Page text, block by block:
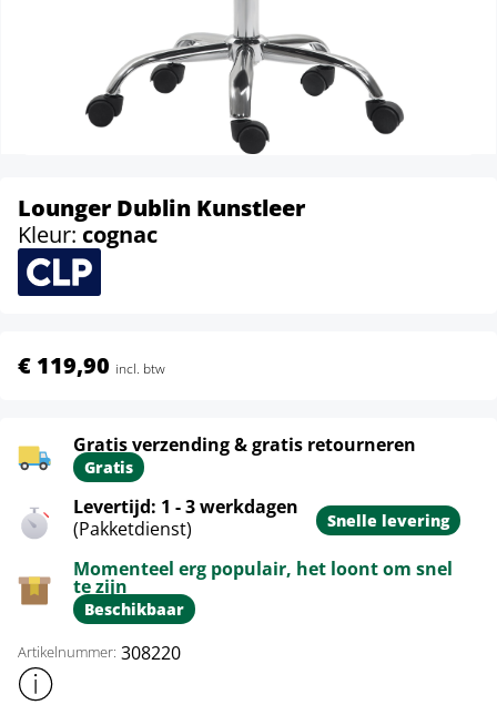
Lounger Dublin Kunstleer
Kleur: cognac
€ 119,90 incl. btw
Gratis verzending & gratis retourneren
Gratis
Levertijd: 1 - 3 werkdagen
(Pakketdienst)
Snelle levering
Momenteel erg populair, het loont om snel
te zijn
Beschikbaar
Artikelnummer: 308220
Toon meer productinformatie